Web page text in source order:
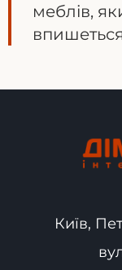
меблів,
Київ,